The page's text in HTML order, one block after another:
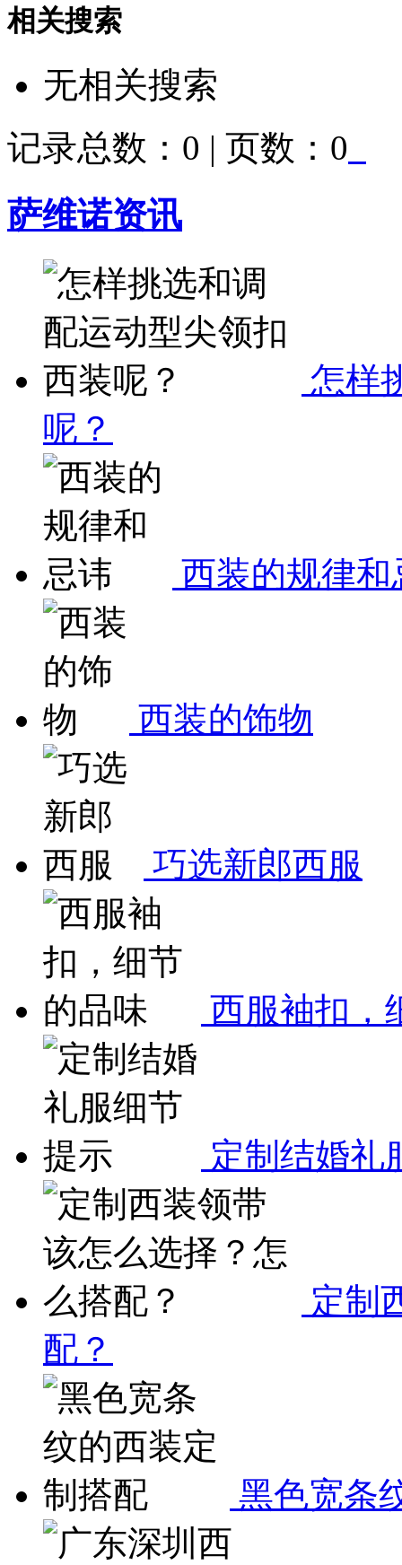
相关搜索
无相关搜索
记录总数：0 | 页数：0
萨维诺资讯
怎样
呢？
西装的规律和
西装的饰物
巧选新郎西服
西服袖扣，
定制结婚礼
定制
配？
黑色宽条